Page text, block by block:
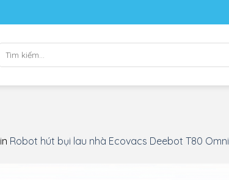
kiếm:
in Robot hút bụi lau nhà Ecovacs Deebot T80 Omni